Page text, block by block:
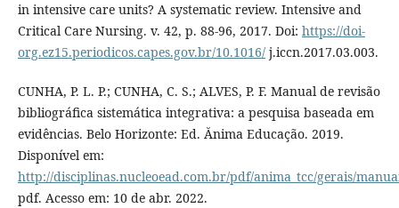
in intensive care units? A systematic review. Intensive and
Critical Care Nursing. v. 42, p. 88-96, 2017. Doi: https://doi-
org.ez15.periodicos.capes.gov.br/10.1016/j.iccn.2017.03.003.
CUNHA, P. L. P.; CUNHA, C. S.; ALVES, P. F. Manual de revisão
bibliográfica sistemática integrativa: a pesquisa baseada em
evidências. Belo Horizonte: Ed. Ănima Educação. 2019.
Disponível em:
http://disciplinas.nucleoead.com.br/pdf/anima_tcc/gerais/
pdf. Acesso em: 10 de abr. 2022.